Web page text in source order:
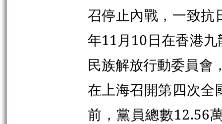
召停止內戰，一致抗
年11月10日在香港
民族解放行動委員會
在上海召開第四次全
前，黨員總數12.56